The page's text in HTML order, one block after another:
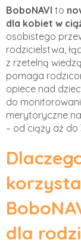
BoboNAVI to
dla kobiet w
osobistego
rodzicielstwa,
z rzetelną
pomaga
opiece nad
do
merytoryczne
– od ciąży aż do
dla